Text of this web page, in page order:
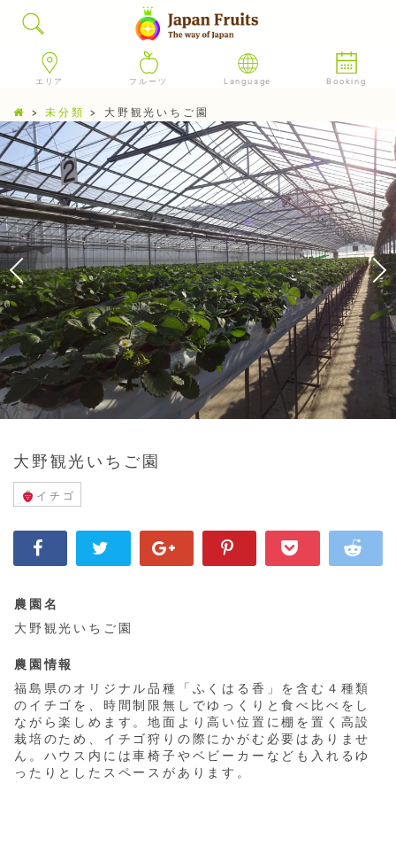
エリア フルーツ Language Booking
>未分類 > 大野観光いちご園
大野観光いちご園
イチゴ
農園名
大野観光いちご園
農園情報
福島県のオリジナル品種「ふくはる香」を含む４種類
のイチゴを、時間制限無しでゆっくりと食べ比べをし
ながら楽しめます。地面より高い位置に棚を置く高設
栽培のため、イチゴ狩りの際にかがむ必要はありませ
ん。ハウス内には車椅子やベビーカーなども入れるゆ
ったりとしたスペースがあります。